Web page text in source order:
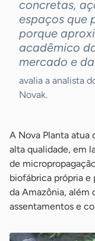
concretas,
espaços que
porque
acadêmico
mercado e
avalia a analista
Novak.
A Nova Planta atua
alta qualidade, em
de
biofábrica própria e
da Amazônia, além
assentamentos e